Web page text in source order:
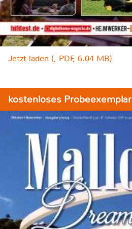
Jetzt laden (, PDF, 6.04 MB)
kostenloses Probeexemplar